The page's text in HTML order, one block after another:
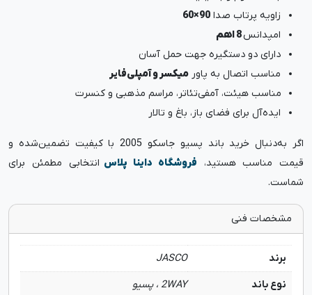
زاویه پرتاب صدا 90×60
امپدانس
دارای دو دستگیره جهت حمل آسان
مناسب اتصال به پاور میکسر و آمپلی‌فایر
مناسب هیئت، آمفی‌تئاتر، مراسم مذهبی و کنسرت
ایده‌آل برای فضای باز، باغ و تالار
اگر به‌دنبال خرید باند پسیو جاسکو 2005 با کیفیت تضمین‌شده و
قیمت مناسب هستید، فروشگاه داینا پلاس انتخابی مطمئن برای
شماست.
مشخصات فنی
برند
JASCO
نوع باند
2WAY ، پسیو